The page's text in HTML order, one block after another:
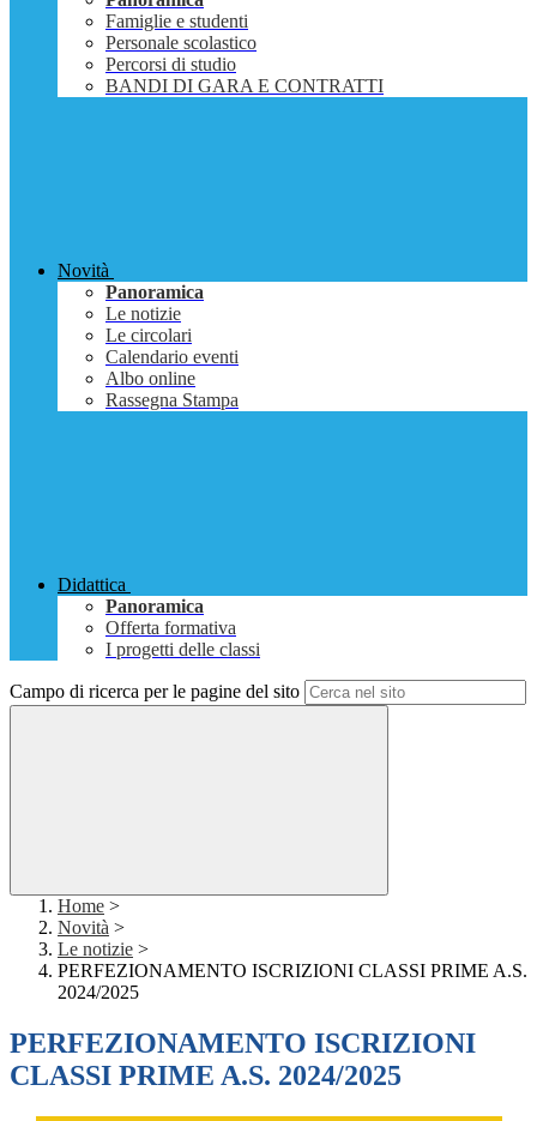
Famiglie e studenti
Personale scolastico
Percorsi di studio
BANDI DI GARA E CONTRATTI
Novità
Panoramica
Le notizie
Le circolari
Calendario eventi
Albo online
Rassegna Stampa
Didattica
Panoramica
Offerta formativa
I progetti delle classi
Campo di ricerca per le pagine del sito
Home >
Novità >
Le notizie >
PERFEZIONAMENTO ISCRIZIONI CLASSI PRIME A.S.
2024/2025
PERFEZIONAMENTO ISCRIZIONI
CLASSI PRIME A.S. 2024/2025